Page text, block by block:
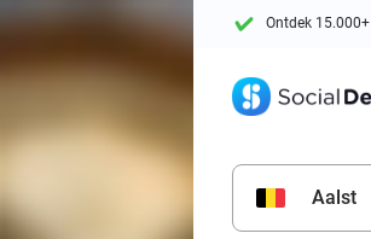
Ontdek
Aalst